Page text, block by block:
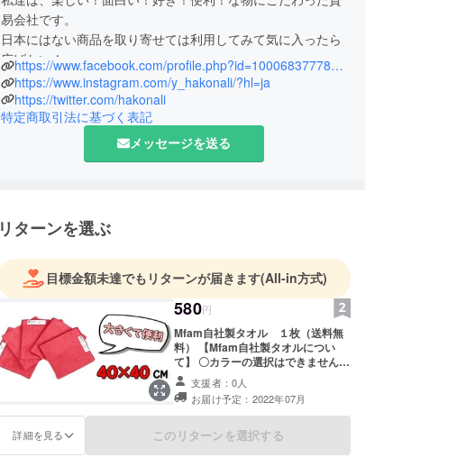
易会社です。
日本にはない商品を取り寄せては利用してみて気に入ったら
広げたい！
日本の商品で海外で見かけない良い商品を海外で広げたい！
という私達の単純な気持ちが、多くの人に伝わり、それが生
活において生かされるとなんて素敵な事だろう.と、、、
https://www.facebook.com/profile.php?id=100068377781440
https://www.instagram.com/y_hakonali/?hl=ja
https://twitter.com/hakonali
特定商取引法に基づく表記
メッセージを送る
リターンを選ぶ
目標金額未達でもリターンが届きます(All-in方式)
580円
Mfam自社製タオル １枚（送料無
料） 【Mfam自社製タオルについ
て】 〇カラーの選択はできませんの
でご了承ください。 〇デザイン仕様
が多少変わる場合もありますのでご
了承ください。
支援者：0人
お届け予定：2022年07月
詳細を見る このリターンを選択する